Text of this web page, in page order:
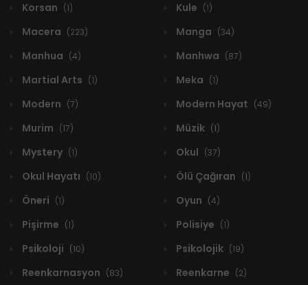
Korsan (1) Kule (1)
Macera (223) Manga (34)
Manhua (4) Manhwa (87)
Martial Arts (1) Meka (1)
Modern (7) Modern Hayat (49)
Murim (17) Müzik (1)
Mystery (1) Okul (37)
Okul Hayatı (10) Ölü Çağıran (1)
Öneri (1) Oyun (4)
Pişirme (1) Polisiye (1)
Psikoloji (10) Psikolojik (19)
Reenkarnasyon (83) Reenkarne (2)